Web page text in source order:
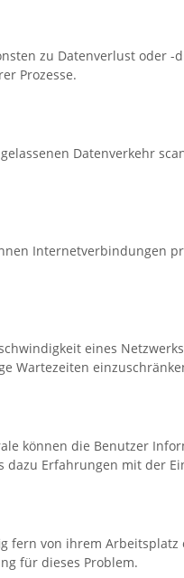
zu Datenverlust
Prozesse.
Datenverkehr
Internetverbindungen
eines
Wartezeiten
können die Benutzer
dazu Erfahrungen mit der
von ihrem
für dieses Problem.